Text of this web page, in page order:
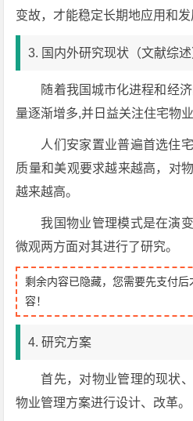
变故，才能稳定长期地应用和发
3. 国内外研究现状（文献综述
随着我国城市化进程和经
量逐渐增多,并日益关注住宅物业
人们安家置业普遍首选住
质量和美观要求越来越高，对
越来越高。
我国物业管理模式是在演
微观两方面对其进行了研究。
剩余内容已隐藏，您需要先支付
容！
4. 研究方案
首先，对物业管理的现状
物业管理方案进行设计、改革。